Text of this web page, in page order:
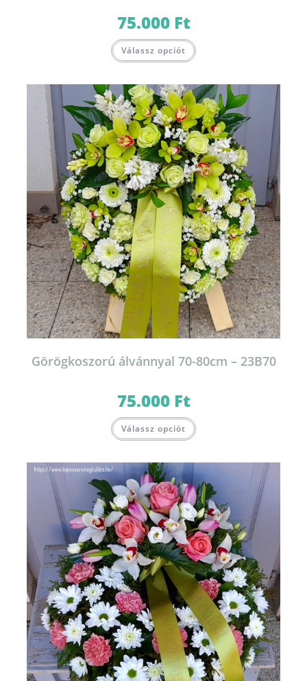
75.000 Ft
Válassz opciót
Görögkoszorú álvánnyal 70-80cm – 23B70
75.000 Ft
Válassz opciót